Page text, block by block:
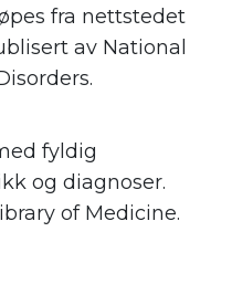
fra nettstedet
av National
fyldig
og diagnoser.
of Medicine.